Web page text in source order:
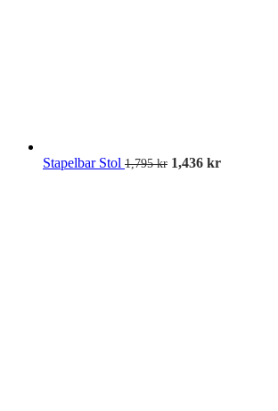
Stapelbar Stol 1,795kr 1,436 kr